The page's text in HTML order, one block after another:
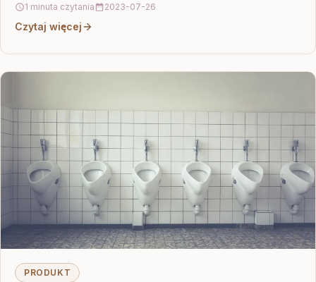
1 minuta czytania 2023-07-26
Czytaj więcej
PRODUKT